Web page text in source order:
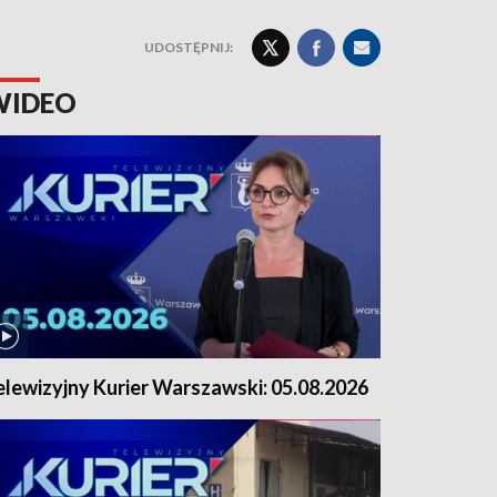
UDOSTĘPNIJ:
Kurier Warszawski: 05.08.2026